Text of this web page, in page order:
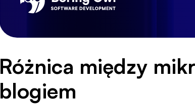
Różnica między
blogiem